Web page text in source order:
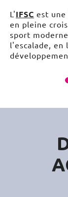
L'IFSC est
en pleine
sport
l'escalade, en